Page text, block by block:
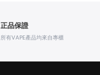
正品保證
所有VAPE產品均來自專櫃